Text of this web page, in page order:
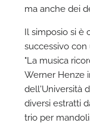
ma anche dei
Il simposio si è
successivo
"La musica
Werner Henze
dell'Università
diversi estratti
trio per